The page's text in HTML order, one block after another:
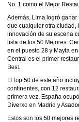
No. 1 como el Mejor
Además, Lima logró
que cualquier otra ciudad,
innovación de su escena
lista de los 50 Mejores:
en el puesto 28 y Mayta
Central es el primer
Best.
El top 50 de este año
continentes, con 12
primera vez. España
Diverxo en Madrid y
Estos son los 50 mejores